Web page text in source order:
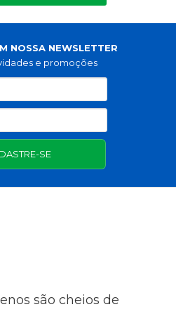
NOSSA NEWSLETTER
e promoções
SE
são cheios de